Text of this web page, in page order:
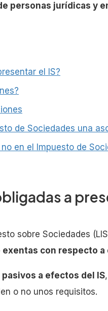
personas jurídicas y
el IS?
de Sociedades una
en el Impuesto de
a
sobre Sociedades
con respecto
a efectos del IS
o no unos requisitos.